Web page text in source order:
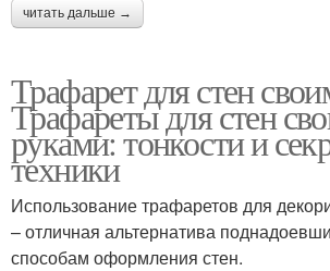
читать дальше →
Трафарет для стен
Трафареты для стен
руками: тонкости и
техники
Использование трафаретов для
– отличная альтернатива
способам оформления стен.